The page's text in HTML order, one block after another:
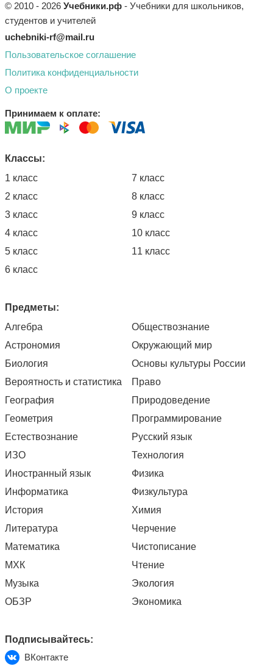
© 2010 - 2026 Учебники.рф - Учебники для школьников,
студентов и учителей
uchebniki-rf@mail.ru
Пользовательское соглашение
Политика конфиденциальности
О проекте
Принимаем к оплате:
Классы:
1 класс
2 класс
3 класс
4 класс
5 класс
6 класс
7 класс
8 класс
9 класс
10 класс
11 класс
Предметы:
Алгебра
Астрономия
Биология
Вероятность и статистика
География
Геометрия
Естествознание
ИЗО
Иностранный язык
Информатика
История
Литература
Математика
МХК
Музыка
ОБЗР
Обществознание
Окружающий мир
Основы культуры России
Право
Природоведение
Программирование
Русский язык
Технология
Физика
Физкультура
Химия
Черчение
Чистописание
Чтение
Экология
Экономика
Подписывайтесь:
ВКонтакте